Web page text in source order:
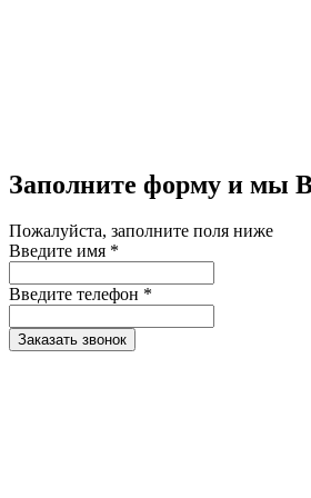
Заполните форму и мы
Пожалуйста, заполните поля ниже
Введите имя *
Введите телефон *